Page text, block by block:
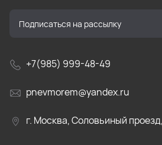
+7(985) 999-48-49
pnevmorem@yandex.ru
г. Москва, Соловьиный